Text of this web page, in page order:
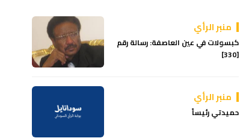
منبر الرأي
كبسولات في عين العاصفة: رسالة رقم
[330]
منبر الرأي
حميدتي رئيساً